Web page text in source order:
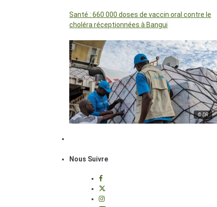
Santé : 660 000 doses de vaccin oral contre le
choléra réceptionnées à Bangui
© DR
Nous Suivre